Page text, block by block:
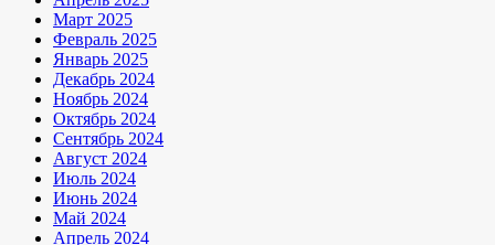
Март 2025
Февраль 2025
Январь 2025
Декабрь 2024
Ноябрь 2024
Октябрь 2024
Сентябрь 2024
Август 2024
Июль 2024
Июнь 2024
Май 2024
Апрель 2024